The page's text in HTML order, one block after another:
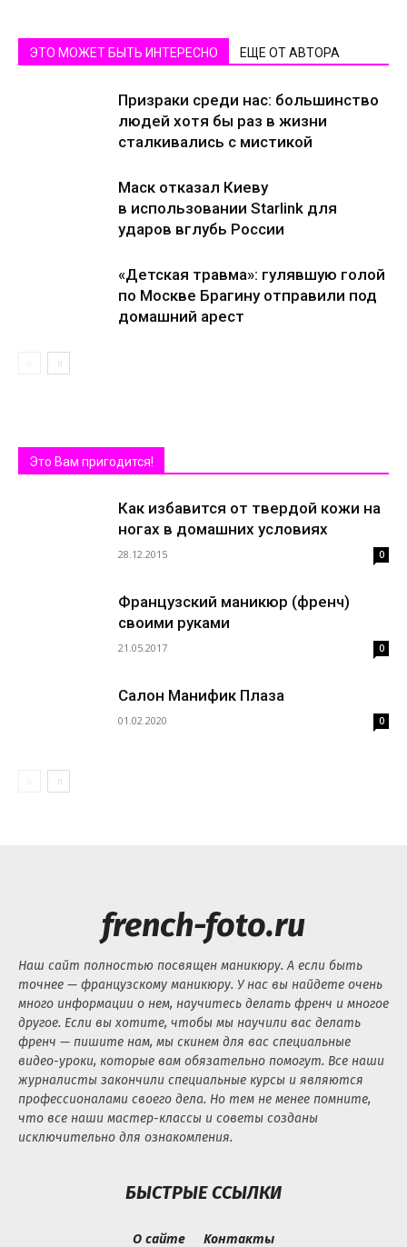
ЭТО МОЖЕТ БЫТЬ ИНТЕРЕСНО ЕЩЕ ОТ АВТОРА
Призраки среди нас: большинство
людей хотя бы раз в жизни
сталкивались с мистикой
Маск отказал Киеву
в использовании Starlink для
ударов вглубь России
«Детская травма»: гулявшую голой
по Москве Брагину отправили под
домашний арест
Это Вам пригодится!
Как избавится от твердой кожи на
ногах в домашних условиях
28.12.2015 0
Французский маникюр (френч)
своими руками
21.05.2017 0
Салон Манифик Плаза
01.02.2020 0
french-foto.ru
Наш сайт полностью посвящен маникюру. А если быть
точнее — французскому маникюру. У нас вы найдете очень
много информации о нем, научитесь делать френч и многое
другое. Если вы хотите, чтобы мы научили вас делать
френч — пишите нам, мы скинем для вас специальные
видео-уроки, которые вам обязательно помогут. Все наши
журналисты закончили специальные курсы и являются
профессионалами своего дела. Но тем не менее помните,
что все наши мастер-классы и советы созданы
исключительно для ознакомления.
БЫСТРЫЕ ССЫЛКИ
О сайте Контакты